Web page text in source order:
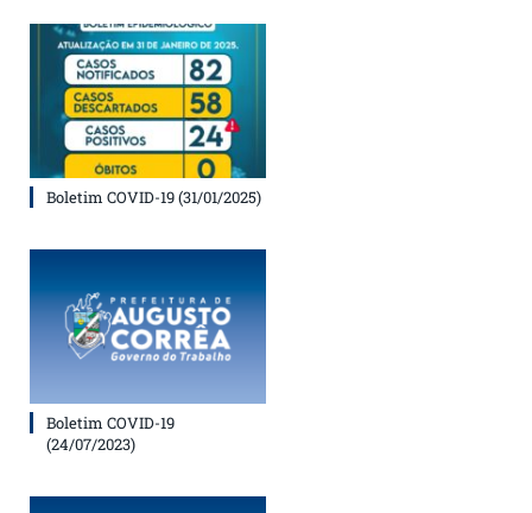
Boletim COVID-19 (31/01/2025)
Boletim COVID-19
(24/07/2023)